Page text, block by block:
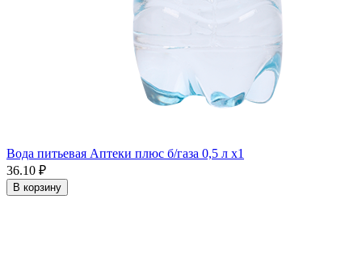
Вода питьевая Аптеки плюс б/газа 0,5 л x1
36.10 ₽
В корзину